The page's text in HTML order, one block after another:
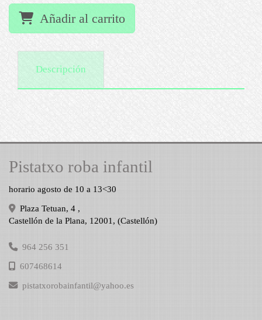
Añadir al carrito
Descripción
Pistatxo roba infantil
horario agosto de 10 a 13<30
Plaza Tetuan, 4 ,
Castellón de la Plana, 12001 , (Castellón)
964 256 351
607468614
pistatxorobainfantil
yahoo.es